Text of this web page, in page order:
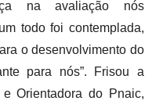
na avaliação nós
todo foi contemplada,
o desenvolvimento do
para nós”. Frisou a
Orientadora do Pnaic,